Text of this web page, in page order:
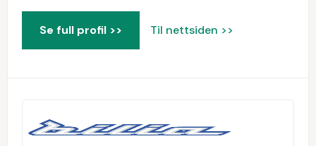
Se full profil >> Til nettsiden >>